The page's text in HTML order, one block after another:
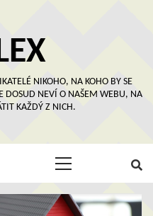
NIKOHO, NA KOHO BY SE
DOSUD NEVÍ O NAŠEM WEBU, NA
KAŽDÝ Z NICH.